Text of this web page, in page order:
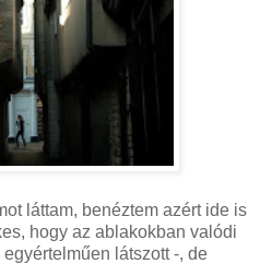
láttam, benéztem azért ide is
hogy az ablakokban valódi
látszott -, de